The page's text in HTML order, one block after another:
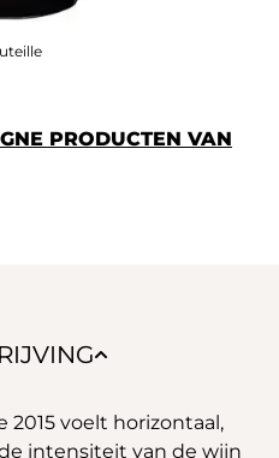
PRODUCTEN VAN
voelt horizontaal,
intensiteit van de wijn